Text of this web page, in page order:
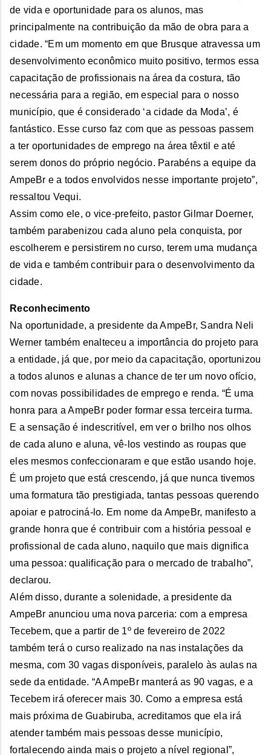
de vida e oportunidade para os alunos, mas
principalmente na contribuição da mão de obra para a
cidade. “Em um momento em que Brusque atravessa um
desenvolvimento econômico muito positivo, termos essa
capacitação de profissionais na área da costura, tão
necessária para a região, em especial para o nosso
município, que é considerado ‘a cidade da Moda’, é
fantástico. Esse curso faz com que as pessoas passem
a ter oportunidades de emprego na área têxtil e até
serem donos do próprio negócio. Parabéns a equipe da
AmpeBr e a todos envolvidos nesse importante projeto”,
ressaltou Vequi.
Assim como ele, o vice-prefeito, pastor Gilmar Doerner,
também parabenizou cada aluno pela conquista, por
escolherem e persistirem no curso, terem uma mudança
de vida e também contribuir para o desenvolvimento da
cidade.
Reconhecimento
Na oportunidade, a presidente da AmpeBr, Sandra Neli
Werner também enalteceu a importância do projeto para
a entidade, já que, por meio da capacitação, oportunizou
a todos alunos e alunas a chance de ter um novo ofício,
com novas possibilidades de emprego e renda. “É uma
honra para a AmpeBr poder formar essa terceira turma.
E a sensação é indescritível, em ver o brilho nos olhos
de cada aluno e aluna, vê-los vestindo as roupas que
eles mesmos confeccionaram e que estão usando hoje.
É um projeto que está crescendo, já que nunca tivemos
uma formatura tão prestigiada, tantas pessoas querendo
apoiar e patrociná-lo. Em nome da AmpeBr, manifesto a
grande honra que é contribuir com a história pessoal e
profissional de cada aluno, naquilo que mais dignifica
uma pessoa: qualificação para o mercado de trabalho”,
declarou.
Além disso, durante a solenidade, a presidente da
AmpeBr anunciou uma nova parceria: com a empresa
Tecebem, que a partir de 1º de fevereiro de 2022
também terá o curso realizado na nas instalações da
mesma, com 30 vagas disponíveis, paralelo às aulas na
sede da entidade. “A AmpeBr manterá as 90 vagas, e a
Tecebem irá oferecer mais 30. Como a empresa está
mais próxima de Guabiruba, acreditamos que ela irá
atender também mais pessoas desse município,
fortalecendo ainda mais o projeto a nível regional”,